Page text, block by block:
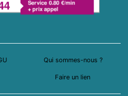
Qui sommes-nous ?
Faire un lien